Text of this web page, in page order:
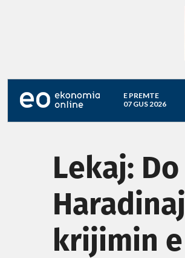
E PREMTE
07 GUS 2026
Lekaj:
krijimin